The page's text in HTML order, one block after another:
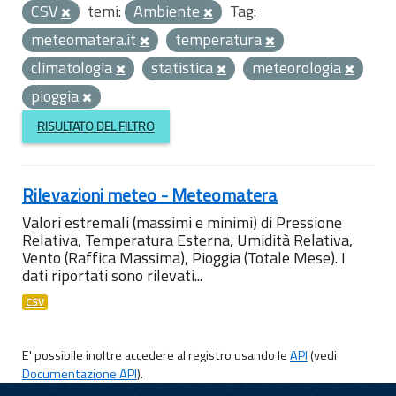
CSV
temi: Ambiente
Tag:
meteomatera.it
temperatura
climatologia
statistica
meteorologia
pioggia
RISULTATO DEL FILTRO
Rilevazioni meteo - Meteomatera
Valori estremali (massimi e minimi) di Pressione
Relativa, Temperatura Esterna, Umidità Relativa,
Vento (Raffica Massima), Pioggia (Totale Mese). I
dati riportati sono rilevati...
CSV
E' possibile inoltre accedere al registro usando leAPI(vedi
Documentazione API).